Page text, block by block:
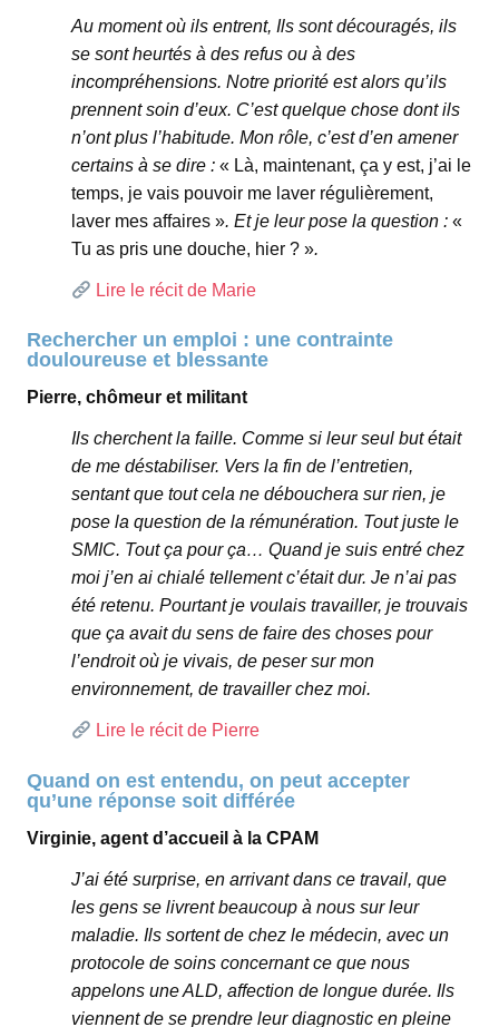
Au moment où ils entrent, Ils sont découragés, ils
se sont heurtés à des refus ou à des
incompréhensions. Notre priorité est alors qu’ils
prennent soin d’eux. C’est quelque chose dont ils
n’ont plus l’habitude. Mon rôle, c’est d’en amener
certains à se dire : « Là, maintenant, ça y est, j’ai le
temps, je vais pouvoir me laver régulièrement,
laver mes affaires ». Et je leur pose la question : «
Tu as pris une douche, hier ? ».
Lire le récit de Marie
Rechercher un emploi : une contrainte
douloureuse et blessante
Pierre, chômeur et militant
Ils cherchent la faille. Comme si leur seul but était
de me déstabiliser. Vers la fin de l’entretien,
sentant que tout cela ne débouchera sur rien, je
pose la question de la rémunération. Tout juste le
SMIC. Tout ça pour ça… Quand je suis entré chez
moi j’en ai chialé tellement c’était dur. Je n’ai pas
été retenu. Pourtant je voulais travailler, je trouvais
que ça avait du sens de faire des choses pour
l’endroit où je vivais, de peser sur mon
environnement, de travailler chez moi.
Lire le récit de Pierre
Quand on est entendu, on peut accepter
qu’une réponse soit différée
Virginie, agent d’accueil à la CPAM
J’ai été surprise, en arrivant dans ce travail, que
les gens se livrent beaucoup à nous sur leur
maladie. Ils sortent de chez le médecin, avec un
protocole de soins concernant ce que nous
appelons une ALD, affection de longue durée. Ils
viennent de se prendre leur diagnostic en pleine